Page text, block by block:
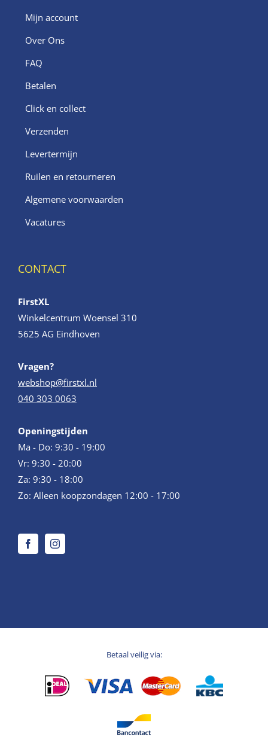
Mijn account
Over Ons
FAQ
Betalen
Click en collect
Verzenden
Levertermijn
Ruilen en retourneren
Algemene voorwaarden
Vacatures
CONTACT
FirstXL
Winkelcentrum Woensel 310
5625 AG Eindhoven
Vragen?
webshop@firstxl.nl
040 303 0063
Openingstijden
Ma - Do: 9:30 - 19:00
Vr: 9:30 - 20:00
Za: 9:30 - 18:00
Zo: Alleen koopzondagen 12:00 - 17:00
Betaal veilig via: